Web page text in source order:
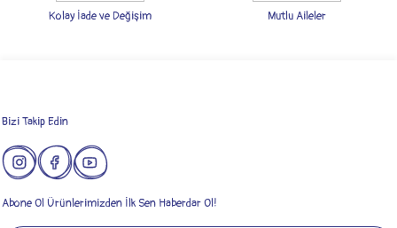
Kolay İade ve Değişim Mutlu Aileler
Bizi Takip Edin
Abone Ol Ürünlerimizden İlk Sen Haberdar Ol!